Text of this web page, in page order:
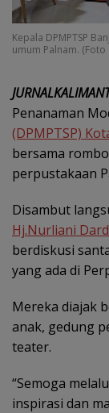
Kepala DPMPTSP
umum Palnam. (Foto
Penanaman
(DPMPTSP)
bersama
perpustakaan
Disambut
Hj.Nurliani
berdiskusi
yang ada di
Mereka diajak
anak, gedung
teater.
“Semoga
inspirasi dan